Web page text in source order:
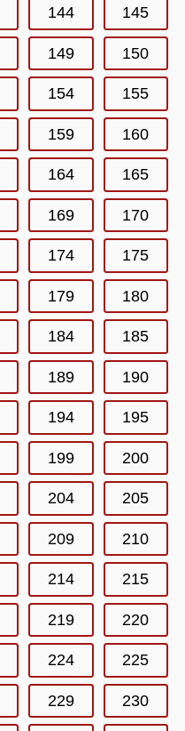
144 145
149 150
154 155
159 160
164 165
169 170
174 175
179 180
184 185
189 190
194 195
199 200
204 205
209 210
214 215
219 220
224 225
229 230